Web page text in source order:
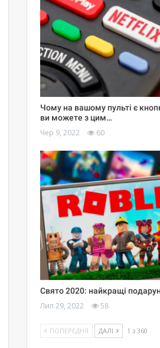
Чому на вашому пульті є
ви можете з цим…
Чер 9, 2022 60
Свято 2020: найкращі
Лип 29, 2022 58
ПОПЕРЕДНЯ ДАЛІ 1 з 360